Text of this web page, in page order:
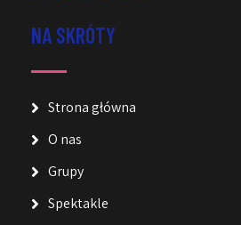
NA SKRÓTY
Strona główna
O nas
Grupy
Spektakle